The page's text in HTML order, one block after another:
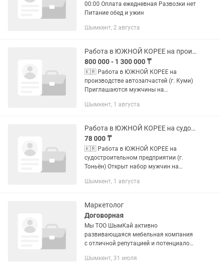
00:00 Оплата ежедневная Развозки нет
Питание обед и ужин
Шымкент, 2 августа
Работа в ЮЖНОЙ КОРЕЕ на производстве автозапчастей (г.Куми) Грузчики
800 000 - 1 300 000 ₸
🇰🇷 Работа в ЮЖНОЙ КОРЕЕ на
производстве автозапчастей (г. Куми)
Приглашаются мужчины на
автомобильных комплектующих. 🔧
автодеталей. • Контроль...
Шымкент, 1 августа
Работа в ЮЖНОЙ КОРЕЕ на судостроительном предприятии (г.Тоньён) Строитель
78 000 ₸
🇰🇷 Работа в ЮЖНОЙ КОРЕЕ на
судостроительном предприятии (г.
Тоньён) Открыт набор мужчин на
связана с монтажом строительных
🦺...
Шымкент, 1 августа
Маркетолог
Договорная
Мы ТОО ШымКай активно
развивающаяся мебельная компания
с отличной репутацией и потенциалом
несколько шоурумов и собственное
Шымкент, 31 июля